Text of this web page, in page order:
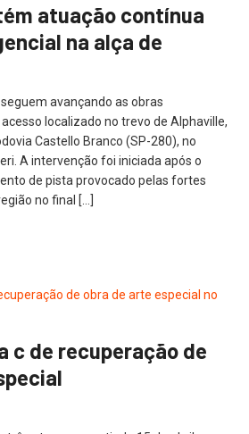
atuação contínua
na alça de
avançando as obras
localizado no trevo de Alphaville,
Castello Branco (SP-280), no
A intervenção foi iniciada após o
de pista provocado pelas fortes
no final […]
c de recuperação de